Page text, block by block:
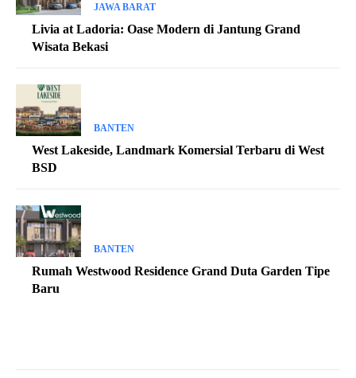
JAWA BARAT
Livia at Ladoria: Oase Modern di Jantung Grand
Wisata Bekasi
BANTEN
West Lakeside, Landmark Komersial Terbaru di West
BSD
BANTEN
Rumah Westwood Residence Grand Duta Garden Tipe
Baru